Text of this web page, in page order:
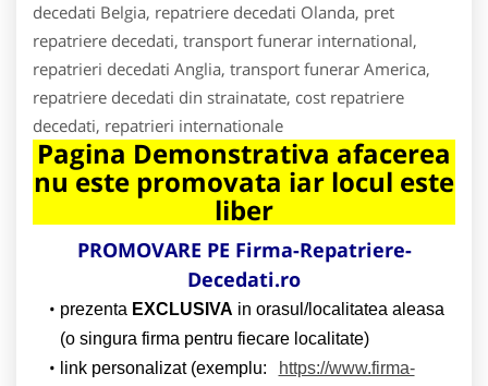
decedati Belgia, repatriere decedati Olanda, pret
repatriere decedati, transport funerar international,
repatrieri decedati Anglia, transport funerar America,
repatriere decedati din strainatate, cost repatriere
decedati, repatrieri internationale
Pagina Demonstrativa afacerea
nu este promovata iar locul este
liber
PROMOVARE PE Firma-Repatriere-
Decedati.ro
prezenta EXCLUSIVA in orasul/localitatea aleasa
(o singura firma pentru fiecare localitate)
link personalizat (exemplu:
https://www.firma-